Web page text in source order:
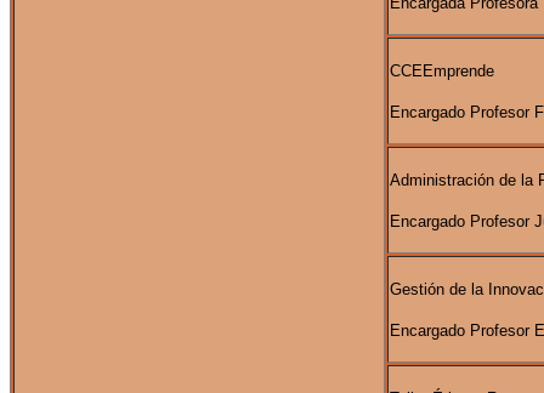
CCEEmprende
Encargado Profesor
Administración de la
Encargado Profesor
Gestión de la
Encargado Profesor